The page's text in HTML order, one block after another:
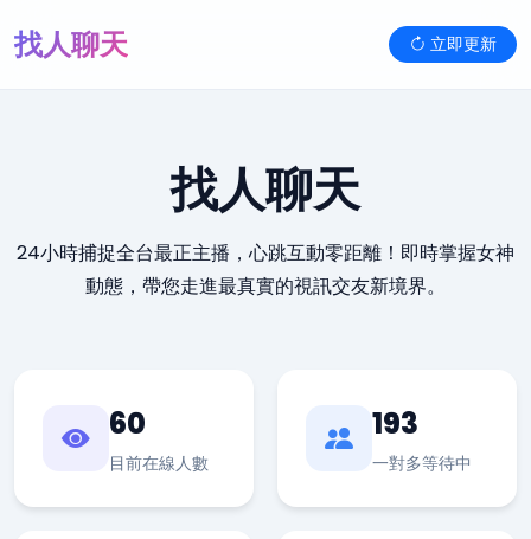
找人聊天 立即更新
找人聊天
24小時捕捉全台最正主播，心跳互動零距離！即時掌握女神
動態，帶您走進最真實的視訊交友新境界。
60
目前在線人數
193
一對多等待中